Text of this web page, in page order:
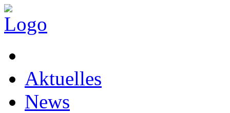
Aktuelles
News